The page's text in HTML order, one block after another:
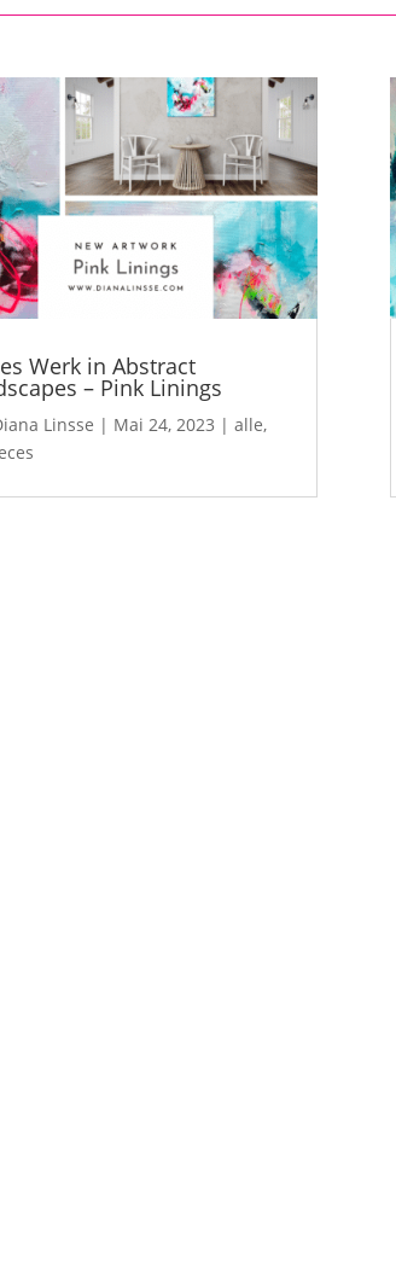
Werk in Abstract
– Pink Linings
Linsse | Mai 24, 2023 | alle,